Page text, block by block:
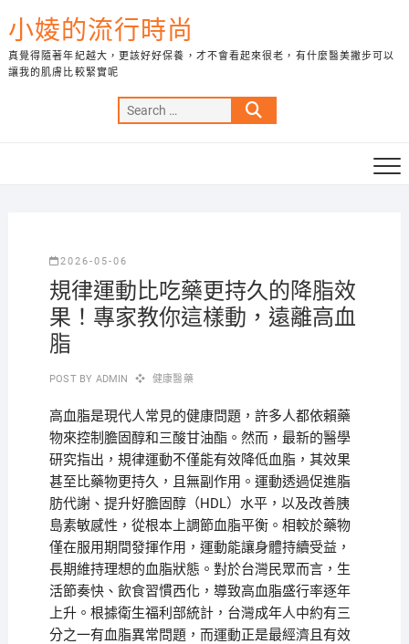
to
content
小婈的流行時尚
真覺得隨著年紀越大，更該好好保養，才不會看起來很老，有什麼醫美撇步可以
讓我的肌膚比較緊實呢
Search
…
2026-05-06
規律運動比吃藥更持久的降脂效
果！專家教你這樣動，遠離高血
脂
POST BY ADMIN 健康醫藥
高血脂是現代人常見的健康問題，許多人都依賴藥
物來控制膽固醇和三酸甘油酯。然而，最新的醫學
研究指出，規律運動不僅能有效降低血脂，其效果
甚至比藥物更持久，且無副作用。運動透過促進脂
肪代謝、提升好膽固醇（HDL）水平，以及改善胰
島素敏感性，從根本上調節血脂平衡。相較於藥物
僅在服用期間發揮作用，運動能讓身體持續受益，
長期維持理想的血脂狀態。對於台灣民眾而言，生
活節奏快、飲食習慣西化，導致高血脂盛行率逐年
上升。根據衛生福利部統計，台灣成年人中約有三
分之一有血脂異常問題，而運動正是最經濟且有效